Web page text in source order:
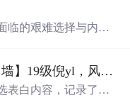
临的艰难选择与内心
用devc++表白_【理工大表白墙】19级倪yl，风吹起如花般破碎的流年，而你的笑容摇晃摇晃，成为我命途中最美的点缀...
表白内容，记录了学